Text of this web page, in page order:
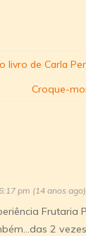
livro de Carla
Croque-
pm (14 anos ago)
Frutaria
2